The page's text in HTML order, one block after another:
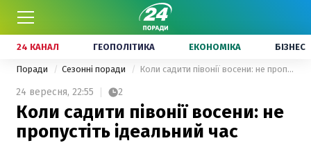
24 КАНАЛ ГЕОПОЛІТИКА ЕКОНОМІКА БІЗНЕС
Поради Сезонні поради Коли садити півонії восени: не пропустіть ідеальний час
24 вересня, 22:55 2
Коли садити півонії восени: не
пропустіть ідеальний час